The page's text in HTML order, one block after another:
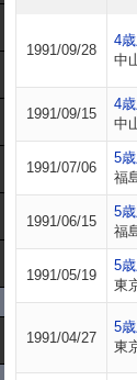
1991/09/28
4
中
1991/09/15
4
中
1991/07/06
5
福
1991/06/15
5
福
1991/05/19
5
東
1991/04/27
5
東